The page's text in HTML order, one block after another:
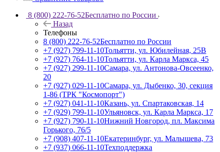
8 (800) 222-76-52Бесплатно по России
Назад
Телефоны
8 (800) 222-76-52Бесплатно по России
+7 (927) 799-11-10Тольятти, ул. Юбилейная, 25В
+7 (927) 764-11-10Тольятти, ул. Карла Маркса, 45
+7 (927) 299-11-10Самара, ул. Антонова-Овсеенко,
20
+7 (927) 029-11-10Самара, ул. Дыбенко, 30, секция
1-86 (ТРК "Космопорт")
+7 (927) 041-11-10Казань, ул. Спартаковская, 14
+7 (929) 799-11-10Ульяновск, ул. Карла Маркса, 17
+7 (927) 790-11-10Нижний Новгород, пл. Максима
Горького, 76/5
+7 (908) 407-11-10Екатеринбург, ул. Малышева, 73
+7 (937) 066-11-10Техподдержка